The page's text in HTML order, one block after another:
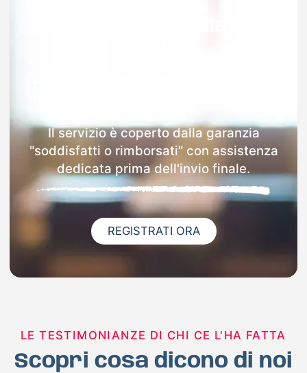
Il servizio è coperto dalla garanzia
"soddisfatti o rimborsati" con assistenza
dedicata prima dell'invio finale.
REGISTRATI ORA
LE TESTIMONIANZE DI CHI CE L'HA FATTA
Scopri cosa dicono di noi